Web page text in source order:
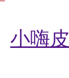
小嗨皮